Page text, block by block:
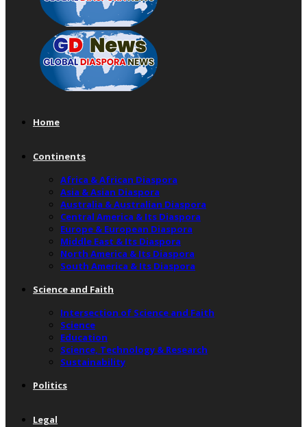
Home
Continents
Africa & African Diaspora
Asia & Asian Diaspora
Australia & Australian Diaspora
Central America & Its Diaspora
Europe & European Diaspora
Middle East & Its Diaspora
North America & Its Diaspora
South America & Its Diaspora
Science and Faith
Intersection of Science and Faith
Science
Education
Science, Technology & Research
Sustainability
Politics
Legal